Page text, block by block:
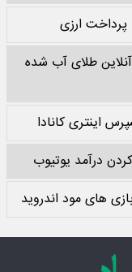
پرداخت ارزی
طلای آب شده
اینتری کانادا
درآمد یوتیوب
های مود اندروید